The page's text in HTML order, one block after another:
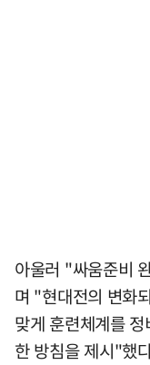
아울러 "싸움준비
며 "현대전의 변화
맞게 훈련체계를
한 방침을 제시"했